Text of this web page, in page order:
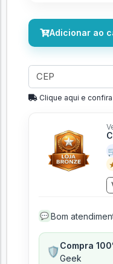
Adicionar ao
Clique aqui e
💬 Bom
🛡️Compra
Geek